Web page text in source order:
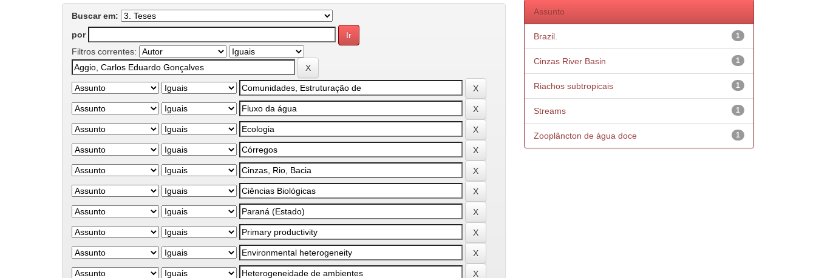
Buscar em:
por
Filtros correntes:
Assunto
1
Brazil.
1
Cinzas River Basin
1
Riachos subtropicais
1
Streams
1
Zooplâncton de água doce